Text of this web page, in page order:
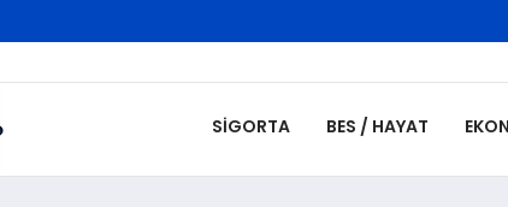
SIGORTA BES / HAYAT